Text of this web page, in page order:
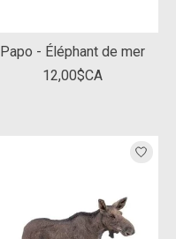
Papo - Éléphant de mer
12,00$CA